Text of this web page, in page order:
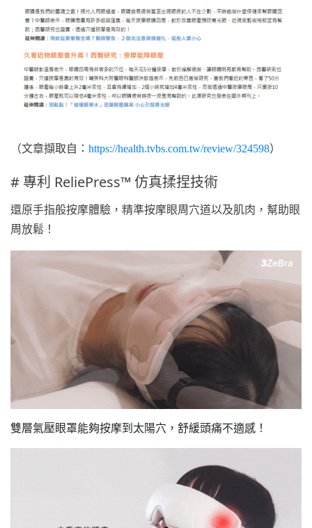
（文章擷取自： https://health.tvbs.com.tw/review/324598）
# 專利 ReliePress™ 仿真揉捏技術
還原手指般按摩體驗，精準按摩眼周穴道以及肌肉，幫助眼
周放鬆！
雙層氣壓眼罩能夠按摩到太陽穴，舒緩頭痛不適感！